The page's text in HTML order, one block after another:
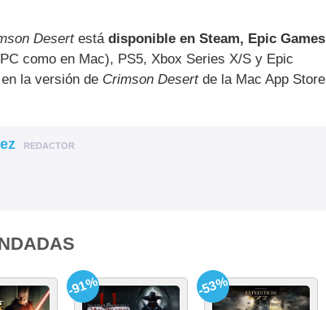
Desertestá disponible en Steam, Epic Games
como en Mac), PS5, Xbox Series X/S y Epic
la versión de Crimson Desertde la Mac App Store
REDACTOR
-91% -53%